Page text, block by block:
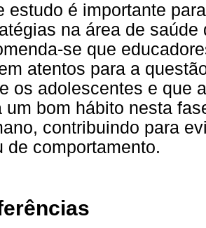
estudo é importante
na área de
se que
atentos para a
os adolescentes e que
um bom hábito nesta
contribuindo para
de comportamento.